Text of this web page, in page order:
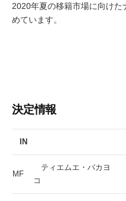
2020年夏の移籍市場に向けた
めています。
決定情報
IN
MF
ティエムエ・バカヨ
コ